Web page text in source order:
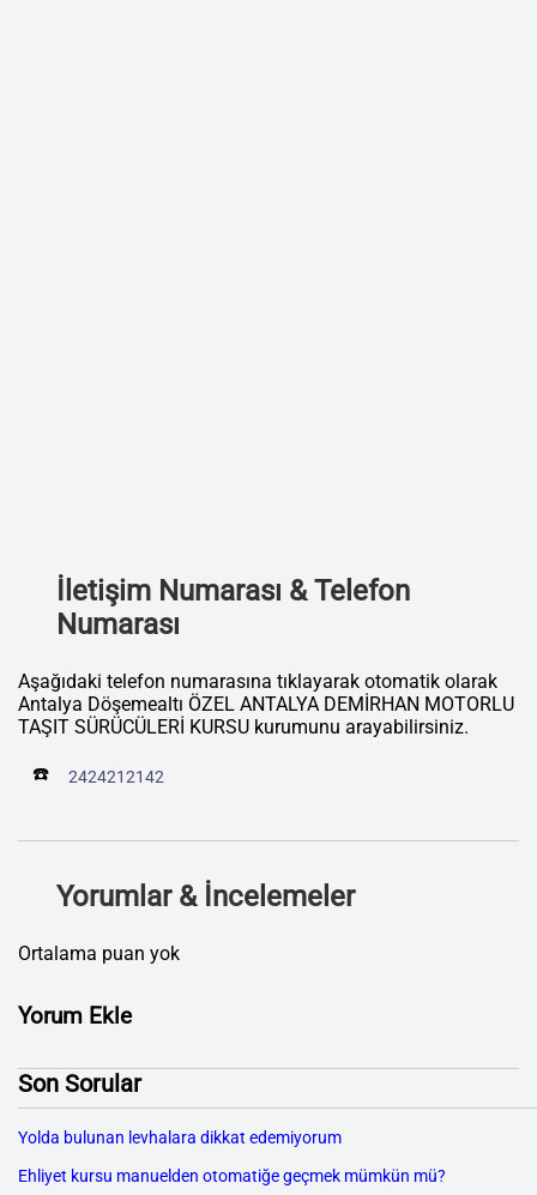
İletişim Numarası & Telefon
Numarası
Aşağıdaki telefon numarasına tıklayarak otomatik olarak
Antalya Döşemealtı ÖZEL ANTALYA DEMİRHAN MOTORLU
TAŞIT SÜRÜCÜLERİ KURSU kurumunu arayabilirsiniz.
☎️ 2424212142
Yorumlar & İncelemeler
Ortalama puan yok
Yorum Ekle
Son Sorular
Yolda bulunan levhalara dikkat edemiyorum
Ehliyet kursu manuelden otomatiğe geçmek mümkün mü?